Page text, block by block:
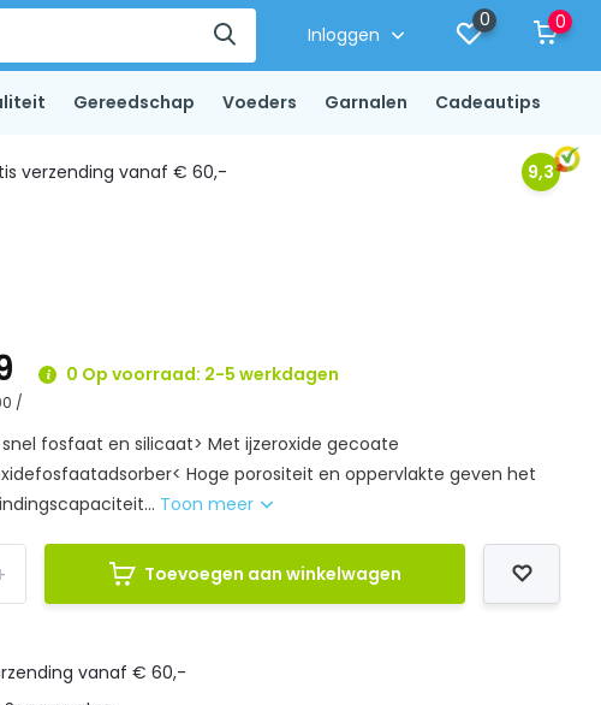
Inloggen
0 0
Gereedschap Voeders Garnalen Cadeautips
verzending vanaf € 60,- 9,3
0 Op voorraad: 2-5 werkdagen
/
snel fosfaat en silicaat> Met ijzeroxide gecoate
Hoge porositeit en oppervlakte geven het
Toon meer
Toevoegen aan winkelwagen
vanaf € 60,-